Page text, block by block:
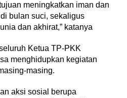
meningkatkan iman dan
bulan suci, sekaligus
dan akhirat,” katanya
Ketua TP-PKK
menghidupkan kegiatan
masing.
aksi sosial berupa